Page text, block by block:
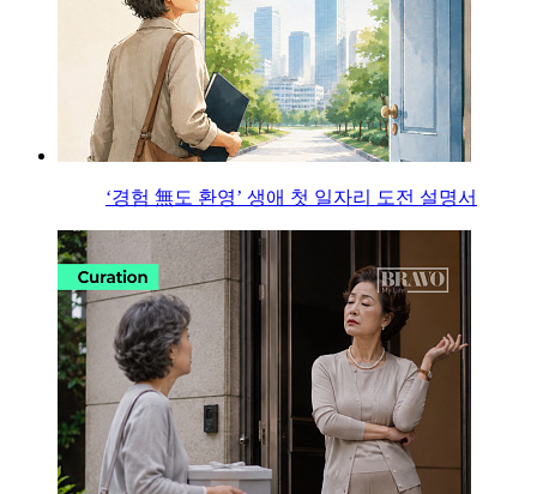
‘경험 無도 환영’ 생애 첫 일자리 도전 설명서